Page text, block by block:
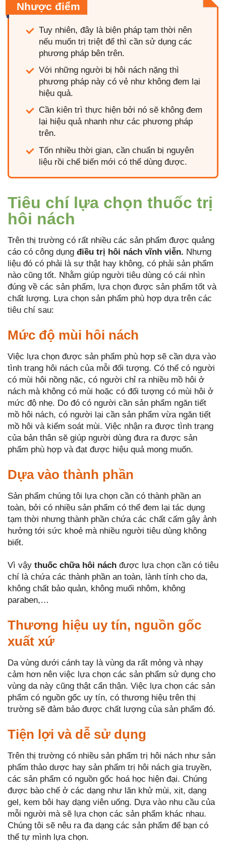
Nhược điểm
Tuy nhiên, đây là biện pháp tạm thời nên
nếu muốn trị triệt để thì cần sử dụng các
phương pháp bên trên.
Với những người bị hôi nách nặng thì
phương pháp này có vẻ như không đem lại
hiệu quả.
Cần kiên trì thực hiện bởi nó sẽ không đem
lại hiệu quả nhanh như các phương pháp
trên.
Tốn nhiều thời gian, cần chuẩn bị nguyên
liệu rồi chế biến mới có thể dùng được.
Tiêu chí lựa chọn thuốc trị
hôi nách
Trên thị trường có rất nhiều các sản phẩm được quảng
cáo có công dụng điều trị hôi nách vĩnh viễn. Nhưng
liệu đó có phải là sự thật hay không, có phải sản phẩm
nào cũng tốt. Nhằm giúp người tiêu dùng có cái nhìn
đúng về các sản phẩm, lựa chọn được sản phẩm tốt và
chất lượng. Lựa chọn sản phẩm phù hợp dựa trên các
tiêu chí sau:
Mức độ mùi hôi nách
Việc lựa chọn được sản phẩm phù hợp sẽ cần dựa vào
tình trạng hôi nách của mỗi đối tượng. Có thể có người
có mùi hôi nồng nặc, có người chỉ ra nhiều mồ hôi ở
nách mà không có mùi hoặc có đối tượng có mùi hôi ở
mức độ nhẹ. Do đó có người cần sản phẩm ngăn tiết
mồ hôi nách, có người lại cần sản phẩm vừa ngăn tiết
mồ hôi và kiểm soát mùi. Việc nhận ra được tình trạng
của bản thân sẽ giúp người dùng đưa ra được sản
phẩm phù hợp và đạt được hiệu quả mong muốn.
Dựa vào thành phần
Sản phẩm chúng tôi lựa chọn cần có thành phần an
toàn, bởi có nhiều sản phẩm có thể đem lại tác dụng
tạm thời nhưng thành phần chứa các chất cấm gây ảnh
hưởng tới sức khoẻ mà nhiều người tiêu dùng không
biết.
Vì vậy thuốc chữa hôi nách được lựa chọn cần có tiêu
chí là chứa các thành phần an toàn, lành tính cho da,
không chất bảo quản, không muối nhôm, không
paraben,…
Thương hiệu uy tín, nguồn gốc
xuất xứ
Da vùng dưới cánh tay là vùng da rất mỏng và nhạy
cảm hơn nên việc lựa chọn các sản phẩm sử dụng cho
vùng da này cũng thật cẩn thận. Việc lựa chọn các sản
phẩm có nguồn gốc uy tín, có thương hiệu trên thị
trường sẽ đảm bảo được chất lượng của sản phẩm đó.
Tiện lợi và dễ sử dụng
Trên thị trường có nhiều sản phẩm trị hôi nách như sản
phẩm thảo dược hay sản phẩm trị hôi nách gia truyền,
các sản phẩm có nguồn gốc hoá học hiện đại. Chúng
được bào chế ở các dạng như lăn khử mùi, xịt, dạng
gel, kem bôi hay dạng viên uống. Dựa vào nhu cầu của
mỗi người mà sẽ lựa chọn các sản phẩm khác nhau.
Chúng tôi sẽ nêu ra đa dạng các sản phẩm để bạn có
thể tự mình lựa chọn.